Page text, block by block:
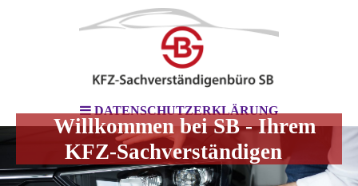
DATENSCHUTZERKLÄRUNG
Willkommen bei SB - Ihrem
KFZ-Sachverständigen